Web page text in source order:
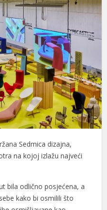
Sedmica dizajna,
na kojoj izlažu najveći
bila odlično posjećena, a
kako bi osmilili što